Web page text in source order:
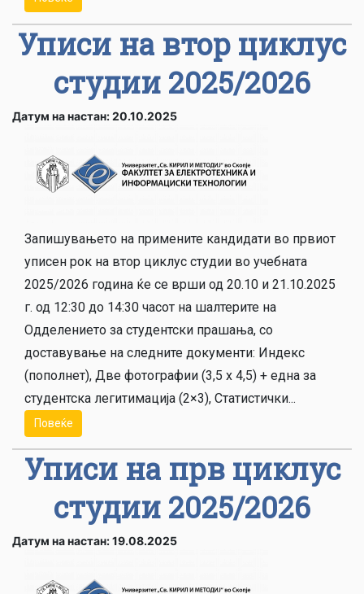
Уписи на втор циклус
студии 2025/2026
Датум на настан: 20.10.2025
Запишувањето на примените кандидати во првиот
уписен рок на втор циклус студии во учебната
2025/2026 година ќе се врши од 20.10 и 21.10.2025
г. од 12:30 до 14:30 часот на шалтерите на
Одделението за студентски прашања, со
доставување на следните документи: Индекс
(пополнет), Две фотографии (3,5 х 4,5) + една за
студентска легитимација (2×3), Статистички...
Повеќе
Уписи на прв циклус
студии 2025/2026
Датум на настан: 19.08.2025